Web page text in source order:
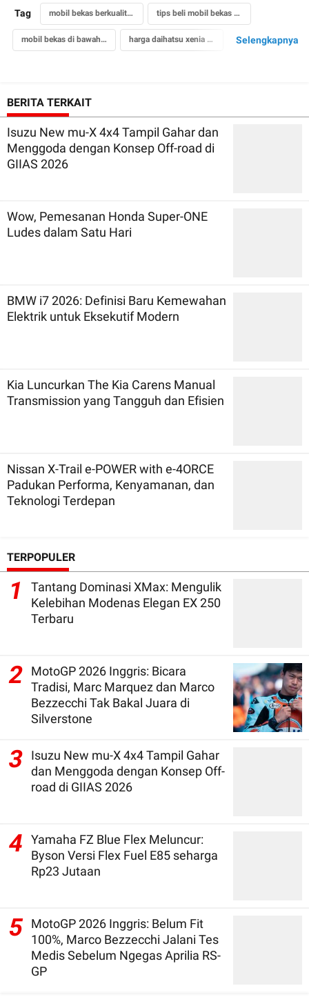
Tag mobil bekas berkualitas 2015 tips beli mobil bekas di bawah rp 100 juta
mobil bekas di bawah 100 juta harga daihatsu xenia seken Selengkapnya
BERITA TERKAIT
Isuzu New mu-X 4x4 Tampil Gahar dan
Menggoda dengan Konsep Off-road di
GIIAS 2026
Wow, Pemesanan Honda Super-ONE
Ludes dalam Satu Hari
BMW i7 2026: Definisi Baru Kemewahan
Elektrik untuk Eksekutif Modern
Kia Luncurkan The Kia Carens Manual
Transmission yang Tangguh dan Efisien
Nissan X-Trail e-POWER with e-4ORCE
Padukan Performa, Kenyamanan, dan
Teknologi Terdepan
TERPOPULER
1
Tantang Dominasi XMax: Mengulik
Kelebihan Modenas Elegan EX 250
Terbaru
2
MotoGP 2026 Inggris: Bicara
Tradisi, Marc Marquez dan Marco
Bezzecchi Tak Bakal Juara di
Silverstone
3
Isuzu New mu-X 4x4 Tampil Gahar
dan Menggoda dengan Konsep Off-
road di GIIAS 2026
4
Yamaha FZ Blue Flex Meluncur:
Byson Versi Flex Fuel E85 seharga
Rp23 Jutaan
5 MotoGP 2026 Inggris: Belum Fit
100%, Marco Bezzecchi Jalani Tes
Medis Sebelum Ngegas Aprilia RS-
GP